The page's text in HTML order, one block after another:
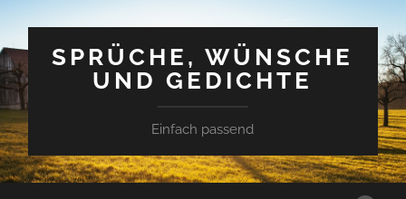
SPRÜCHE, WÜNSCHE
UND GEDICHTE
Einfach passend